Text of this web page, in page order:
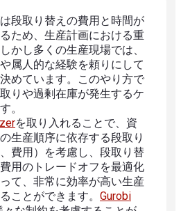
段取り替えの費用と時間が
ため、生産計画における重
かし多くの生産現場では、
属人的な経験を頼りにして
めています。このやり方で
りや過剰在庫が発生するケ
。
を取り入れることで、資
生産順序に依存する段取り
費用）を考慮し、段取り替
用のトレードオフを最適化
て、非常に効率が高い生産
ことができます。 Gurobi